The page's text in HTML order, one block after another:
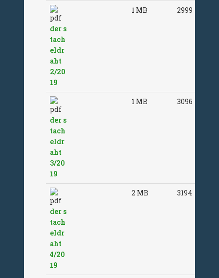
der s
tach
eldr
aht
2/20
19
1 MB 2999
der s
tach
eldr
aht
3/20
19
1 MB 3096
der s
tach
eldr
aht
4/20
19
2 MB 3194